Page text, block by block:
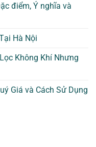
điểm, Ý nghĩa và
Hà Nội
Không Khí Nhưng
Giá và Cách Sử Dụng